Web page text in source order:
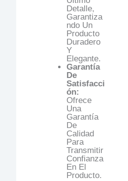
Detalle,
Garantiza
Ndo Un
Producto
Duradero
Y
Elegante.
Garantía
De
Satisfacci
Ón:
Ofrece
Una
Garantía
De
Calidad
Para
Transmitir
Confianza
En El
Producto.